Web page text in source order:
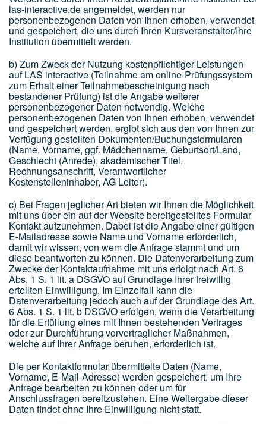
las-interactive.de angemeldet, werden nur
personenbezogenen Daten von Ihnen erhoben, verwendet
und gespeichert, die uns durch Ihren Kursveranstalter/Ihre
Institution übermittelt werden.
b) Zum Zweck der Nutzung kostenpflichtiger Leistungen
auf LAS interactive (Teilnahme am online-Prüfungssystem
zum Erhalt einer Teilnahmebescheinigung nach
bestandener Prüfung) ist die Angabe weiterer
personenbezogener Daten notwendig. Welche
personenbezogenen Daten von Ihnen erhoben, verwendet
und gespeichert werden, ergibt sich aus den von Ihnen zur
Verfügung gestellten Dokumenten/Buchungsformularen
(Name, Vorname, ggf. Mädchenname, Geburtsort/Land,
Geschlecht (Anrede), akademischer Titel,
Rechnungsanschrift, Verantwortlicher
Kostenstelleninhaber, AG Leiter).
c) Bei Fragen jeglicher Art bieten wir Ihnen die Möglichkeit,
mit uns über ein auf der Website bereitgestelltes Formular
Kontakt aufzunehmen. Dabei ist die Angabe einer gültigen
E-Mailadresse sowie Name und Vorname erforderlich,
damit wir wissen, von wem die Anfrage stammt und um
diese beantworten zu können. Die Datenverarbeitung zum
Zwecke der Kontaktaufnahme mit uns erfolgt nach Art. 6
Abs. 1 S. 1 lit. a DSGVO auf Grundlage Ihrer freiwillig
erteilten Einwilligung. Im Einzelfall kann die
Datenverarbeitung jedoch auch auf der Grundlage des Art.
6 Abs. 1 S. 1 lit. b DSGVO erfolgen, wenn die Verarbeitung
für die Erfüllung eines mit Ihnen bestehenden Vertrages
oder zur Durchführung vorvertraglicher Maßnahmen,
welche auf Ihrer Anfrage beruhen, erforderlich ist.
Die per Kontaktformular übermittelte Daten (Name,
Vorname, E-Mail-Adresse) werden gespeichert, um Ihre
Anfrage bearbeiten zu können oder um für
Anschlussfragen bereitzustehen. Eine Weitergabe dieser
Daten findet ohne Ihre Einwilligung nicht statt.